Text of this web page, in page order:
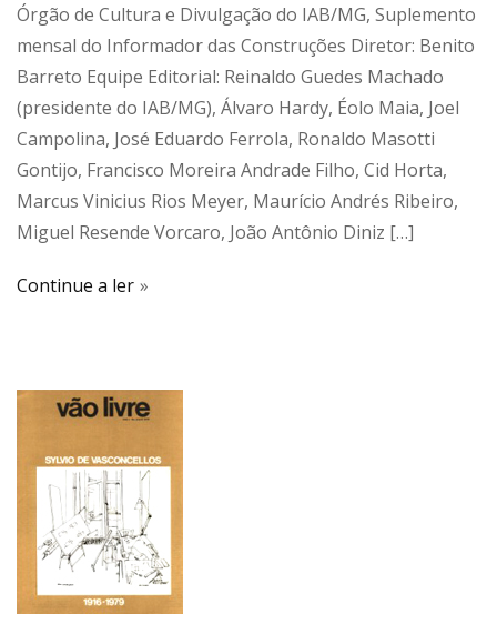
Órgão de Cultura e Divulgação do IAB/MG, Suplemento
mensal do Informador das Construções Diretor: Benito
Barreto Equipe Editorial: Reinaldo Guedes Machado
(presidente do IAB/MG), Álvaro Hardy, Éolo Maia, Joel
Campolina, José Eduardo Ferrola, Ronaldo Masotti
Gontijo, Francisco Moreira Andrade Filho, Cid Horta,
Marcus Vinicius Rios Meyer, Maurício Andrés Ribeiro,
Miguel Resende Vorcaro, João Antônio Diniz […]
Continue a ler